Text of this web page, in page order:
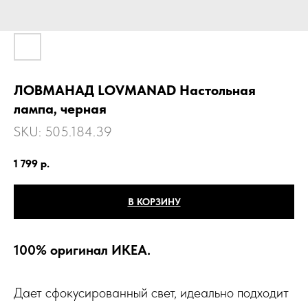
ЛОВМАНАД LОVMАNAD Настольная
лампа, черная
SKU: 505.184.39
1 799 р.
В КОРЗИНУ
100% оригинал ИКЕА.
Дает сфокусированный свет, идеально подходит